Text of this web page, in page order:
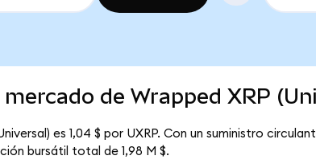
de Wrapped XRP
es 1,04 $ por UXRP. Con un suministro
bursátil total de 1,98 M $.